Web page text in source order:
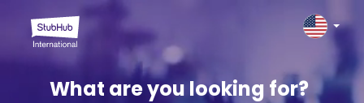
What are you looking for?